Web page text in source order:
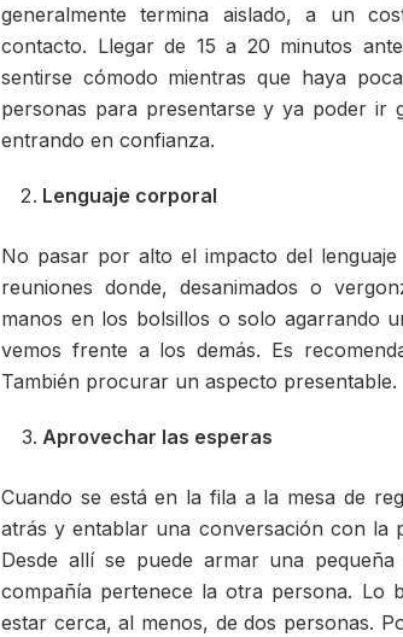
generalmente termina aislado, a un
contacto. Llegar de 15 a 20 minutos
sentirse cómodo mientras que haya
personas para presentarse y ya poder ir
entrando en confianza.
Lenguaje corporal
No pasar por alto el impacto del
reuniones donde, desanimados o
manos en los bolsillos o solo agarrando
vemos frente a los demás. Es
También procurar un aspecto presentable.
Aprovechar las esperas
Cuando se está en la fila a la mesa de
atrás y entablar una conversación con la
Desde allí se puede armar una
compañía pertenece la otra persona. Lo
estar cerca, al menos, de dos personas.